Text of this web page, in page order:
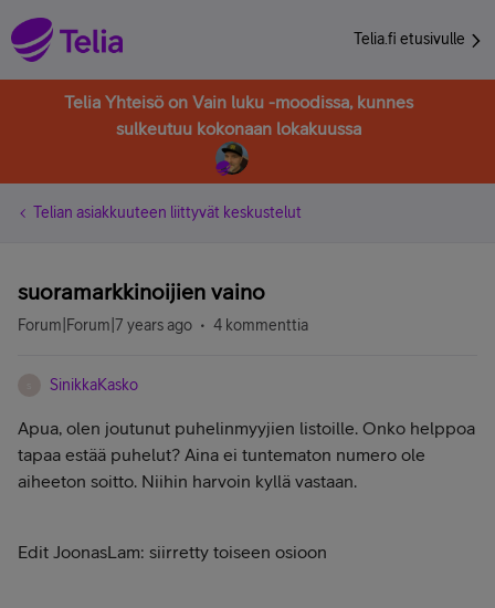
Telia.fi etusivulle
Telia Yhteisö on Vain luku -moodissa, kunnes
sulkeutuu kokonaan lokakuussa
Telian asiakkuuteen liittyvät keskustelut
suoramarkkinoijien vaino
Forum|Forum|7 years ago 4 kommenttia
SinikkaKasko
Apua, olen joutunut puhelinmyyjien listoille. Onko helppoa
tapaa estää puhelut? Aina ei tuntematon numero ole
aiheeton soitto. Niihin harvoin kyllä vastaan.
Edit JoonasLam: siirretty toiseen osioon